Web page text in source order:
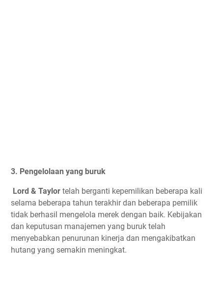
3. Pengelolaan yang buruk
Lord & Taylor telah berganti kepemilikan beberapa kali
selama beberapa tahun terakhir dan beberapa pemilik
tidak berhasil mengelola merek dengan baik. Kebijakan
dan keputusan manajemen yang buruk telah
menyebabkan penurunan kinerja dan mengakibatkan
hutang yang semakin meningkat.